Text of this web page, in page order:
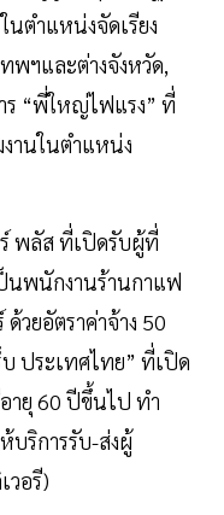
นตำแหน่งจัดเรียง
พฯและต่างจังหวัด,
ร “พี่ใหญ่ไฟแรง” ที่
านในตำแหน่ง
ร์ พลัส ที่เปิดรับผู้ที่
นพนักงานร้านกาแฟ
วยอัตราค่าจ้าง 50
ประเทศไทย” ที่เปิด
ายุ 60 ปีขึ้นไป ทำ
ริการรับ-ส่งผู้
วอรี)